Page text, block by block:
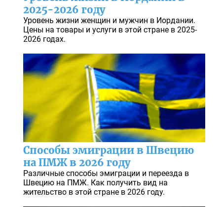
2025-2026 году
Уровень жизни женщин и мужчин в Иордании.
Цены на товары и услуги в этой стране в 2025-
2026 годах.
Способы эмиграции в Швецию
на ПМЖ в 2026 году
Различные способы эмиграции и переезда в
Швецию на ПМЖ. Как получить вид на
жительство в этой стране в 2026 году.